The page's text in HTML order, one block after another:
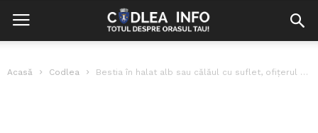
Acasă Codlea Bestia în halat alb sau călăul cu suflet, ofițerul SS Fritz Klein...